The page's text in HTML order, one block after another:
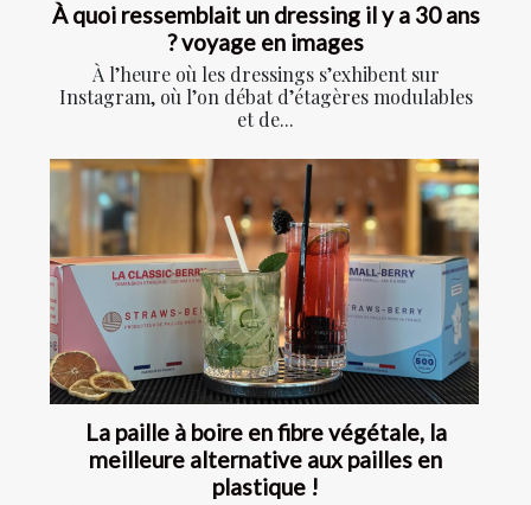
À quoi ressemblait un dressing il y a 30 ans
? voyage en images
À l’heure où les dressings s’exhibent sur
Instagram, où l’on débat d’étagères modulables
et de...
La paille à boire en fibre végétale, la
meilleure alternative aux pailles en
plastique !